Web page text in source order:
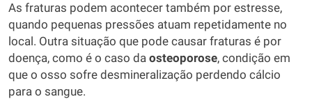
As fraturas podem acontecer também por estresse,
quando pequenas pressões atuam repetidamente no
local. Outra situação que pode causar fraturas é por
doença, como é o caso da osteoporose, condição em
que o osso sofre desmineralização perdendo cálcio
para o sangue.